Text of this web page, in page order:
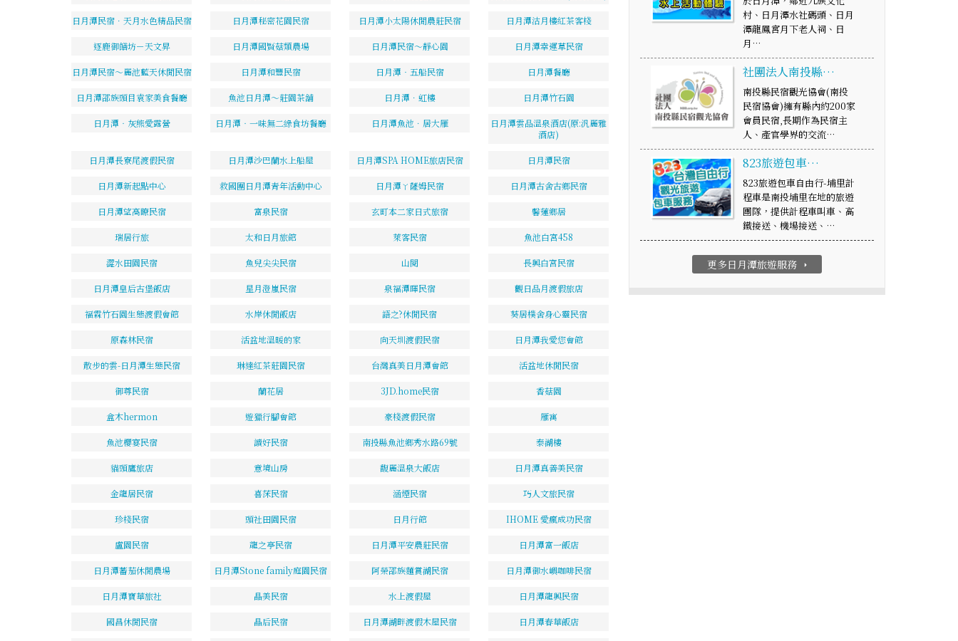
日月潭民宿．天月水色精品民宿 日月潭秘密花園民宿 日月潭小太陽休閒農莊民宿 日月潭沽月樓紅茶客棧
逐鹿御饍坊－天文昇 日月潭國賢菇類農場 日月潭民宿～靜心園 日月潭幸運草民宿
日月潭民宿～麗池藍天休閒民宿 日月潭和豐民宿 日月潭‧五船民宿 日月潭餐廳
日月潭邵族頭目袁家美食餐廳 魚池日月潭～莊園茶舖 日月潭．虹樓 日月潭竹石園
日月潭‧灰熊愛露營 日月潭‧一味無二綠食坊餐廳 日月潭魚池．居大雁
日月潭雲品溫泉酒店(原:汎麗雅
酒店)
日月潭長寮尾渡假民宿 日月潭沙巴蘭水上船屋 日月潭SPA HOME旅店民宿 日月潭民宿
日月潭新起點中心 救國團日月潭青年活動中心 日月潭ㄚ薩姆民宿 日月潭古舍古鄉民宿
日月潭望高瞭民宿 富泉民宿 玄町本二家日式旅宿 馨蓮鄉居
瑞居行旅 太和日月旅館 萊客民宿 魚池白宮458
澀水田園民宿 魚兒尖尖民宿 山閱 長興白宮民宿
日月潭皇后古堡飯店 星月澄嵐民宿 泉福潭暉民宿 觀日品月渡假旅店
福霖竹石園生態渡假會館 水岸休閒飯店 語之?休閒民宿 葵居樸舍身心靈民宿
原森林民宿 活盆地溫暖的家 向天圳渡假民宿 日月潭我愛您會館
散步的雲-日月潭生態民宿 琳達紅茶莊園民宿 台灣真美日月潭會館 活盆地休閒民宿
御尊民宿 蘭花居 3JD.home民宿 香菇園
盒木hermon 遊獵行腳會館 豪棧渡假民宿 雁寓
魚池櫻宴民宿 讀好民宿 南投縣魚池鄉秀水路69號 泰湖樓
貓頭鷹旅店 意境山房 馥麗溫泉大飯店 日月潭真善美民宿
金龍居民宿 喜莯民宿 涵煙民宿 巧人文旅民宿
珍棧民宿 頭社田園民宿 日月行館 IHOME 愛瘋成功民宿
盧園民宿 龍之亭民宿 日月潭平安農莊民宿 日月潭富一飯店
日月潭蕃茄休閒農場 日月潭Stone family庭園民宿 阿榮邵族麵賞湖民宿 日月潭御水嶼咖啡民宿
日月潭寶華旅社 晶美民宿 水上渡假屋 日月潭龍興民宿
國昌休閒民宿 晶后民宿 日月潭湖畔渡假木屋民宿 日月潭春華飯店
村、日月潭水社碼頭、日月
潭龍鳳宮月下老人祠、日
月…
社團法人南投縣…
南投縣民宿觀光協會(南投
民宿協會)擁有縣內約200家
會員民宿,長期作為民宿主
人、產官學界的交流…
823旅遊包車…
823旅遊包車自由行-埔里計
程車是南投埔里在地的旅遊
團隊，提供計程車叫車、高
鐵接送、機場接送、…
更多日月潭旅遊服務 arrow_right